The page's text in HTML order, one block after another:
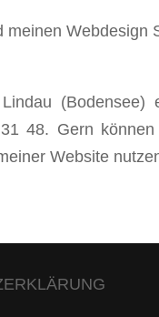
Webdesign
(Bodensee)
48. Gern
Website